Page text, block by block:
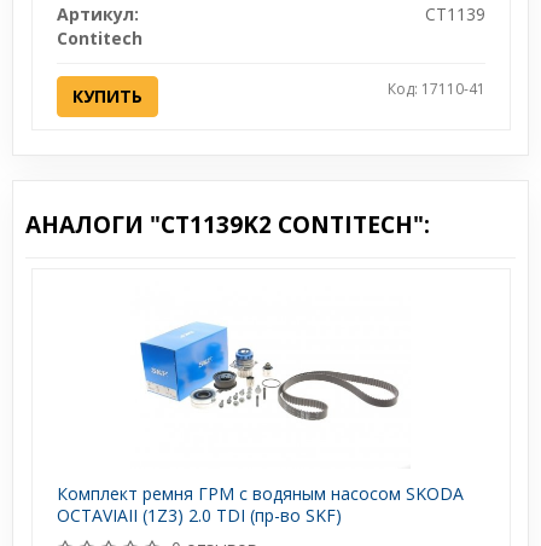
Артикул:
CT1139
Contitech
КУПИТЬ Код: 17110-41
АНАЛОГИ "CT1139K2 CONTITECH":
Комплект ремня ГРМ с водяным насосом SKODA
OCTAVIAII (1Z3) 2.0 TDI (пр-во SKF)